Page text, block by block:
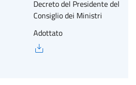
Decreto del Presidente del
Consiglio dei Ministri
Adottato